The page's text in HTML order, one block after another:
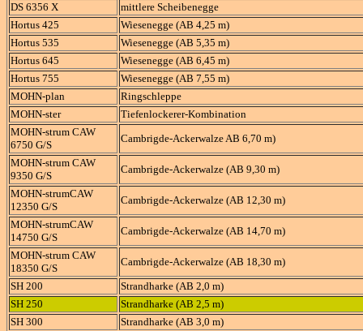
DS 6356 X
mittlere Scheibenegge
Hortus 425
Wiesenegge (AB 4,25 m)
Hortus 535
Wiesenegge (AB 5,35 m)
Hortus 645
Wiesenegge (AB 6,45 m)
Hortus 755
Wiesenegge (AB 7,55 m)
MOHN-plan
Ringschleppe
MOHN-ster
Tiefenlockerer-Kombination
MOHN-strum CAW
6750 G/S
Cambrigde-Ackerwalze AB 6,70 m)
MOHN-strum CAW
9350 G/S
Cambrigde-Ackerwalze (AB 9,30 m)
MOHN-strumCAW
12350 G/S
Cambrigde-Ackerwalze (AB 12,30 m)
MOHN-strumCAW
14750 G/S
Cambrigde-Ackerwalze (AB 14,70 m)
MOHN-strum CAW
18350 G/S
Cambrigde-Ackerwalze (AB 18,30 m)
SH 200
Strandharke (AB 2,0 m)
SH 250
Strandharke (AB 2,5 m)
SH 300
Strandharke (AB 3,0 m)